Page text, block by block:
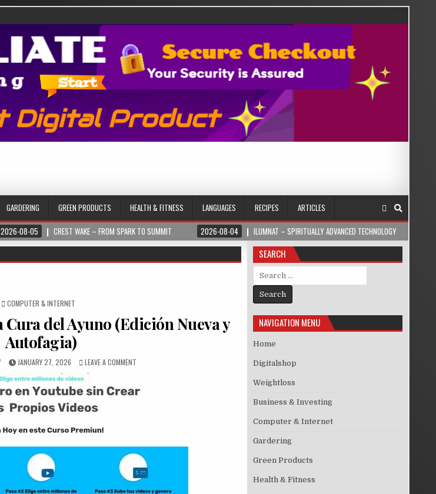
GARDERING GREEN PRODUCTS HEALTH & FITNESS LANGUAGES RECIPES
ARTICLES
CREST WAKE – FROM SPARK TO SUMMIT 2026-08-04 ILUMNAT – SPIRITUALLY ADVANCED TECHNOLOGY 2026-08-04
POSTED IN
COMPUTER & INTERNET
del Ayuno (Edición Nueva y
Autofagia)
JANUARY 27, 2026 LEAVE A COMMENT
SEARCH
Search for:
NAVIGATION MENU
Home
Digitalshop
Weightloss
Business & Investing
Computer & Internet
Gardering
Green Products
Health & Fitness